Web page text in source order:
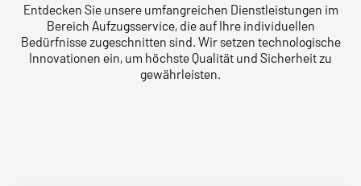
Entdecken Sie unsere umfangreichen Dienstleistungen im
Bereich Aufzugsservice, die auf Ihre individuellen
Bedürfnisse zugeschnitten sind. Wir setzen technologische
Innovationen ein, um höchste Qualität und Sicherheit zu
gewährleisten.